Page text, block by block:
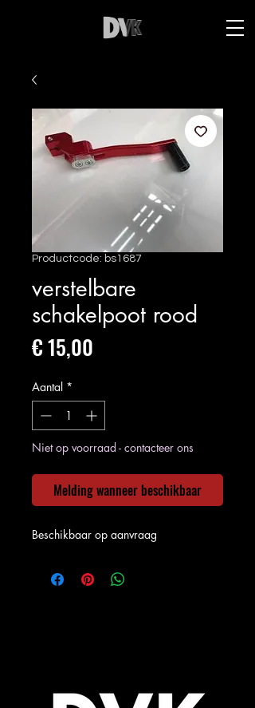
Productcode: bs1687
verstelbare
schakelpoot rood
€ 15,00
Aantal *
Niet op voorraad - contacteer ons
Melding wanneer beschikbaar
Beschikbaar op aanvraag